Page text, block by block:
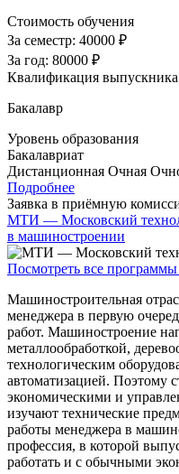
Стоимость обучения
За семестр: 40000 ₽
За год: 80000 ₽
Квалификация выпускника
Бакалавр
Уровень образования
Бакалавриат
Дистанционная Очная
Подробнее
Заявка в приёмную
МТИ — Московский
в машиностроении
Посмотреть все
Машиностроительная
менеджера в первую
работ. Машиностроение
металлообработкой,
технологическим
автоматизацией. Поэтому
экономическими и
изучают технические
работы менеджера в
профессия, в которой
работать и с обычными